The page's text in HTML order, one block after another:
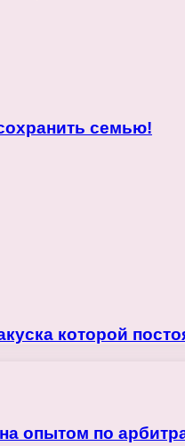
семью!
которой
опытом по